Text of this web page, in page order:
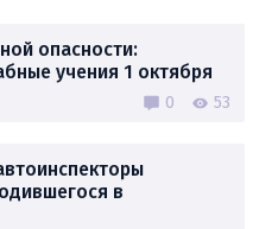
опасности:
учения 1 октября
0 53
в